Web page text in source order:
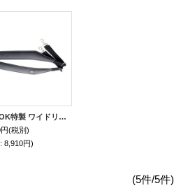
NAHOK特製 ワイドリュックベルト マットブラック
(税別)
: 8,910円)
(5件/5件)